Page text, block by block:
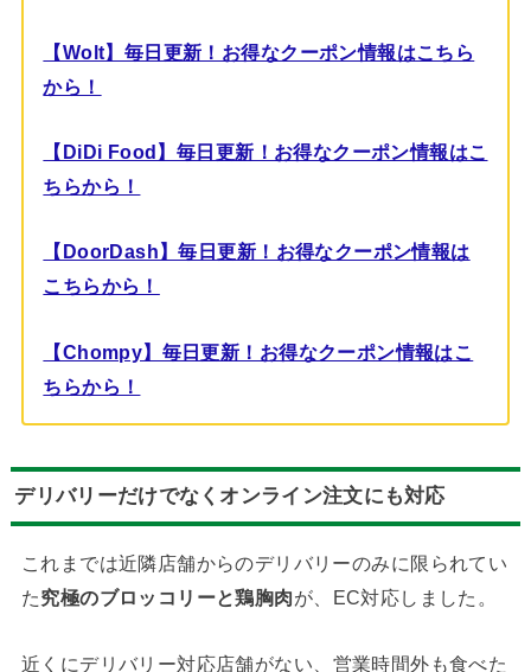
【Wolt】毎日更新！お得なクーポン情報はこちら
から！
【DiDi Food】毎日更新！お得なクーポン情報はこ
ちらから！
【DoorDash】毎日更新！お得なクーポン情報は
こちらから！
【Chompy】毎日更新！お得なクーポン情報はこ
ちらから！
デリバリーだけでなくオンライン注文にも対応
これまでは近隣店舗からのデリバリーのみに限られてい
た究極のブロッコリーと鶏胸肉が、EC対応しました。
近くにデリバリー対応店舗がない、営業時間外も食べた